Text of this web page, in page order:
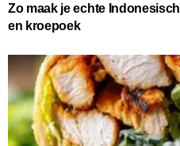
Zo maak je echte
en kroepoek